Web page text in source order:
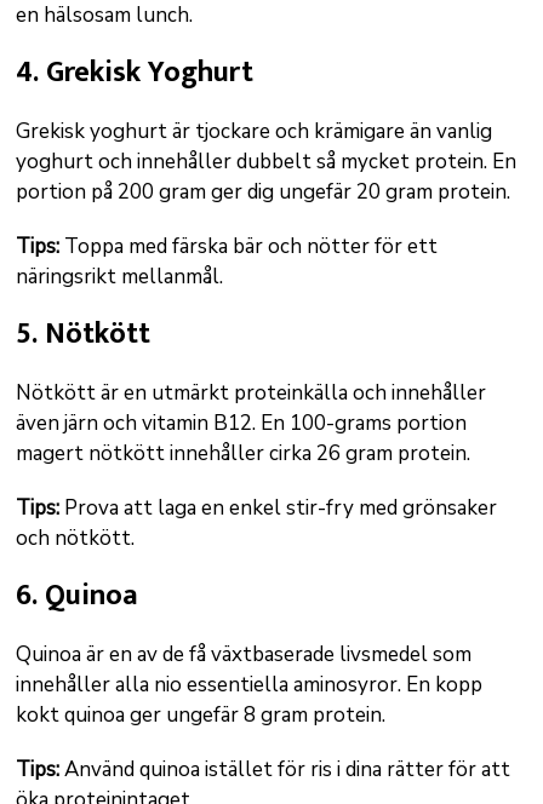
en hälsosam lunch.
4. Grekisk Yoghurt
Grekisk yoghurt är tjockare och krämigare än vanlig
yoghurt och innehåller dubbelt så mycket protein. En
portion på 200 gram ger dig ungefär 20 gram protein.
Tips: Toppa med färska bär och nötter för ett
näringsrikt mellanmål.
5. Nötkött
Nötkött är en utmärkt proteinkälla och innehåller
även järn och vitamin B12. En 100-grams portion
magert nötkött innehåller cirka 26 gram protein.
Tips: Prova att laga en enkel stir-fry med grönsaker
och nötkött.
6. Quinoa
Quinoa är en av de få växtbaserade livsmedel som
innehåller alla nio essentiella aminosyror. En kopp
kokt quinoa ger ungefär 8 gram protein.
Tips:Använd quinoa istället för ris i dina rätter för att